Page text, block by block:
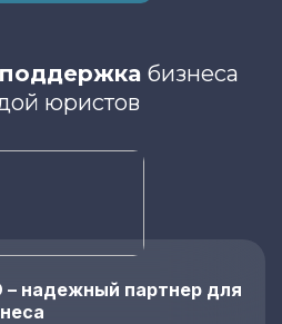
бизнеса
юристов
надежный партнер для